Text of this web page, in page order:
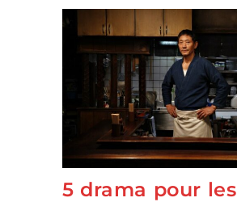
5 drama pour les